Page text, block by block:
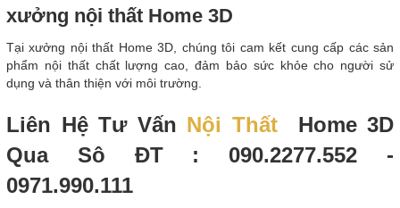
xưởng nội thất Home 3D
Tại xưởng nội thất Home 3D, chúng tôi cam kết cung cấp các sản
phẩm nội thất chất lượng cao, đảm bảo sức khỏe cho người sử
dụng và thân thiện với môi trường.
Liên Hệ Tư Vấn Nội ThấtHome 3D
Qua Sô ĐT : 090.2277.552 -
0971.990.111